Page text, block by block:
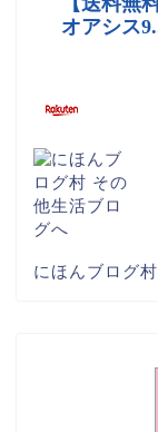
にほんブログ村